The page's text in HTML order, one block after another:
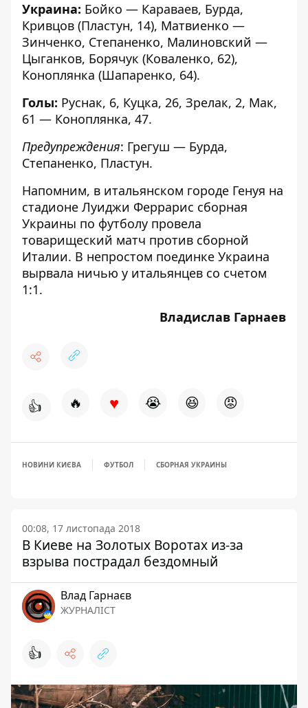
Украина: Бойко — Караваев, Бурда,
Кривцов (Пластун, 14), Матвиенко —
Зинченко, Степаненко, Малиновский —
Цыганков, Борячук (Коваленко, 62),
Коноплянка (Шапаренко, 64).
Голы: Руснак, 6, Куцка, 26, Зрелак, 2, Мак,
61 — Коноплянка, 47.
Предупреждения: Грегуш — Бурда,
Степаненко, Пластун.
Напомним, в итальянском городе Генуя на
стадионе Луиджи Феррарис сборная
Украины по футболу провела
товарищеский матч против сборной
Италии. В непростом поединке Украина
вырвала ничью у итальянцев со счетом
1:1.
Владислав Гарнаев
👍 🔥 ♥ 😭 😆 😡
НОВИНИ КИЄВА ФУТБОЛ СБОРНАЯ УКРАИНЫ
00:08, 17 листопада 2018
В Киеве на Золотых Воротах из-за
взрыва пострадал бездомный
Влад Гарнаєв
ЖУРНАЛІСТ
👍